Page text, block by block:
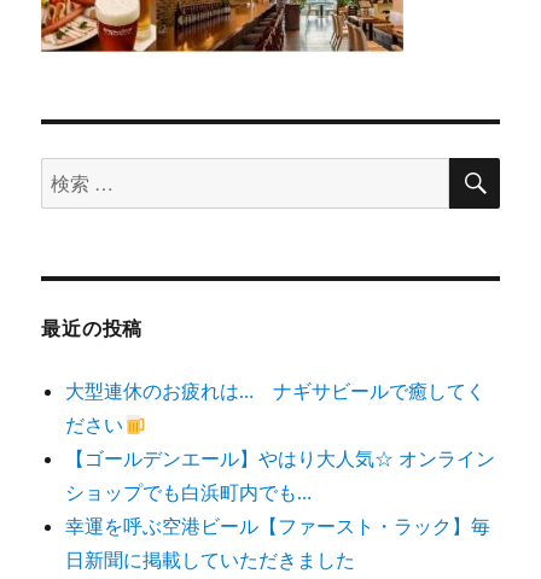
検
索
象:
検
最近の投稿
大型連休のお疲れは… ナギサビールで癒してく
ださい
【ゴールデンエール】やはり大人気☆ オンライン
ショップでも白浜町内でも…
幸運を呼ぶ空港ビール【ファースト・ラック】毎
日新聞に掲載していただきました